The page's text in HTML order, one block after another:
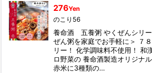
276Yen
のこり56
養命酒 五養粥 やくぜんシリ
ぜん粥を家庭でお手軽に＞ ７
リー！ 化学調味料不使用！ 和
ロ野菜の 養命酒製造オリジナル
赤米に3種類の…